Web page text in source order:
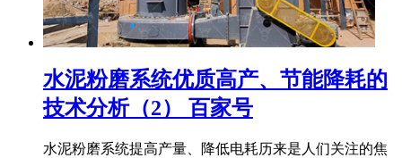
水泥粉磨系统优质高产、节能降耗的
技术分析（2） 百家号
水泥粉磨系统提高产量、降低电耗历来是人们关注的焦